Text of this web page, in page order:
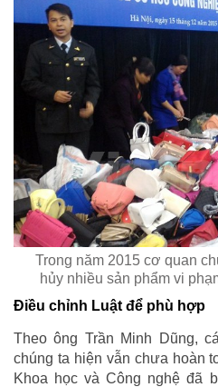
Trong năm 2015 cơ quan
hủy nhiều sản phẩm vi
Điều chỉnh Luật để phù hợp
Theo ông Trần Minh Dũng,
chúng ta hiện vẫn chưa hoàn
Khoa học và Công nghệ đã